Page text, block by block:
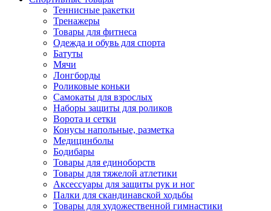
Теннисные ракетки
Тренажеры
Товары для фитнеса
Одежда и обувь для спорта
Батуты
Мячи
Лонгборды
Роликовые коньки
Самокаты для взрослых
Наборы защиты для роликов
Ворота и сетки
Конусы напольные, разметка
Медицинболы
Бодибары
Товары для единоборств
Товары для тяжелой атлетики
Аксессуары для защиты рук и ног
Палки для скандинавской ходьбы
Товары для художественной гимнастики